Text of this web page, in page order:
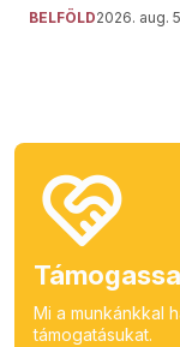
BELFÖLD2026. aug.
Mi a munkánkkal
támogatásukat.